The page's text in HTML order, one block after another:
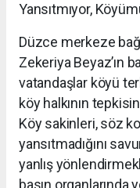
Yansıtmıyor,
Düzce merkeze
Zekeriya Beyaz’ın
vatandaşlar köyü
köy halkının
Köy sakinleri, söz
yansıtmadığını
yanlış
basın organlarında